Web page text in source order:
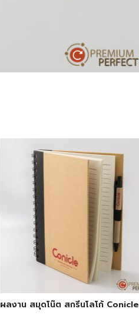
ผลงาน สมุดโน๊ต สกรีนโลโก้ Conicle